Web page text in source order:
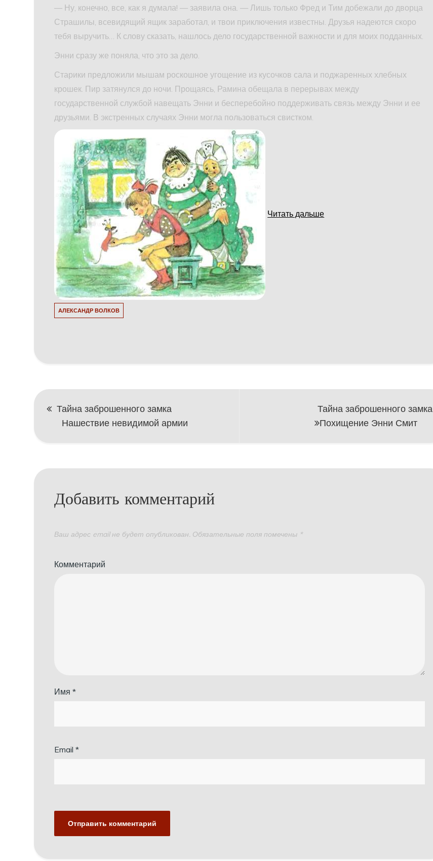
— Ну, конечно, все, как я думала! — заявила она. — Лишь только Фред и Тим добежали до дворца
Страшилы, всевидящий ящик заработал, и твои приключения известны. Друзья надеются скоро
тебя выручить… К слову сказать, нашлось дело государственной важности и для моих подданных.
Энни сразу же поняла, что это за дело.
Старики предложили мышам роскошное угощение из кусочков сала и поджаренных хлебных
крошек. Пир затянулся до ночи. Прощаясь, Рамина обещала в перерывах между
государственной службой навещать Энни и бесперебойно поддерживать связь между Энни и ее
друзьями. В экстренных случаях Энни могла пользоваться свистком.
Читать дальше
АЛЕКСАНДР ВОЛКОВ
Навигация
по
записям
Тайна заброшенного замка
Нашествие невидимой армии
Тайна заброшенного замка
Похищение Энни Смит
Добавить комментарий
Ваш адрес email не будет опубликован. Обязательные поля помечены *
Комментарий
Имя*
Email*